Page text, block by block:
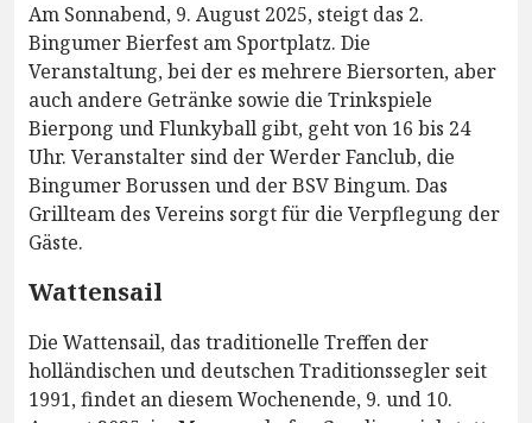
Am Sonnabend, 9. August 2025, steigt das 2.
Bingumer Bierfest am Sportplatz. Die
Veranstaltung, bei der es mehrere Biersorten, aber
auch andere Getränke sowie die Trinkspiele
Bierpong und Flunkyball gibt, geht von 16 bis 24
Uhr. Veranstalter sind der Werder Fanclub, die
Bingumer Borussen und der BSV Bingum. Das
Grillteam des Vereins sorgt für die Verpflegung der
Gäste.
Wattensail
Die Wattensail, das traditionelle Treffen der
holländischen und deutschen Traditionssegler seit
1991, findet an diesem Wochenende, 9. und 10.